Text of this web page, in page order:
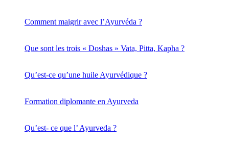
Comment maigrir avec l’Ayurvéda ?
Que sont les trois « Doshas » Vata, Pitta, Kapha ?
Qu’est-ce qu’une huile Ayurvédique ?
Formation diplomante en Ayurveda
Qu’est- ce que l’ Ayurveda ?